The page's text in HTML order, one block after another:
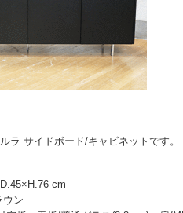
ラ サイドボード/キャビネットです。
cm
ウン